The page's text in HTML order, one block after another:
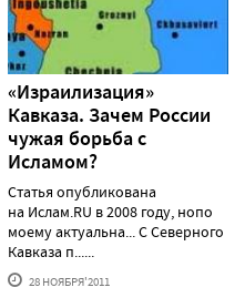
«Израилизация»
Кавказа. Зачем России
чужая борьба с
Исламом?
Статья опубликована
на Ислам.RU в 2008 году, нопо
моему актуальна... С Северного
Кавказа п......
28 НОЯБРЯ'2011